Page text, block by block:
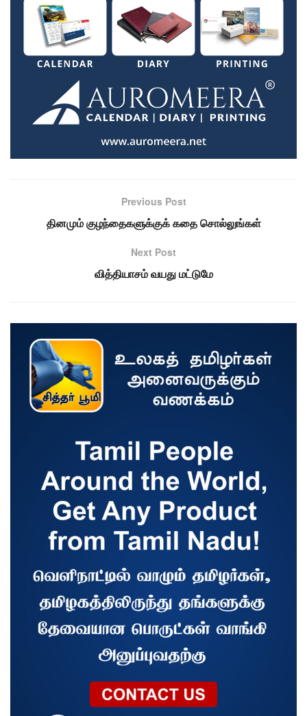
Previous Post
தினமும் குழந்தைகளுக்குக் கதை சொல்லுங்கள்
Next Post
வித்தியாசம் வயது மட்டுமே